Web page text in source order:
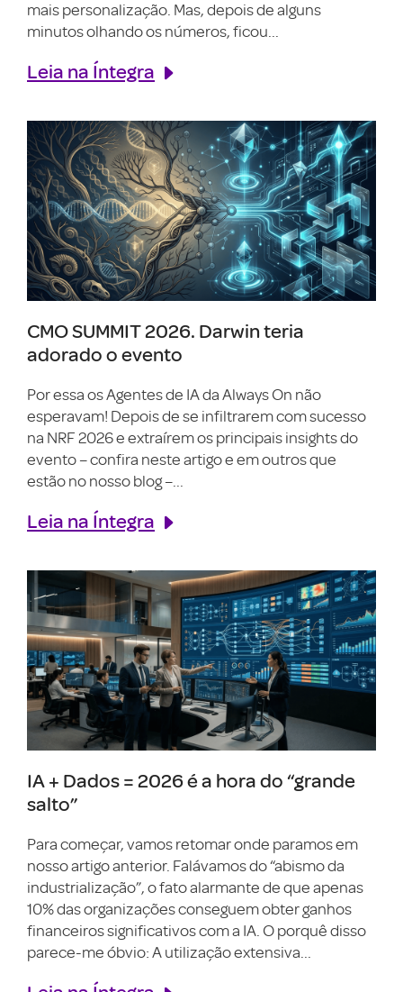
mais personalização. Mas, depois de alguns
minutos olhando os números, ficou...
Leia na Íntegra
CMO SUMMIT 2026. Darwin teria
adorado o evento
Por essa os Agentes de IA da Always On não
esperavam! Depois de se infiltrarem com sucesso
na NRF 2026 e extraírem os principais insights do
evento – confira neste artigo e em outros que
estão no nosso blog –...
Leia na Íntegra
IA + Dados = 2026 é a hora do “grande
salto”
Para começar, vamos retomar onde paramos em
nosso artigo anterior. Falávamos do “abismo da
industrialização”, o fato alarmante de que apenas
10% das organizações conseguem obter ganhos
financeiros significativos com a IA. O porquê disso
parece-me óbvio: A utilização extensiva...